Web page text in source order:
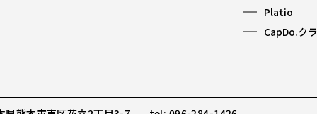
Platio
CapDo.ク